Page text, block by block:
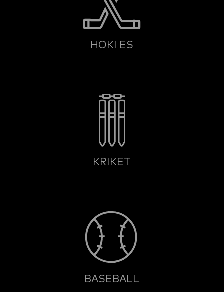
HOKI ES
KRIKET
BASEBALL